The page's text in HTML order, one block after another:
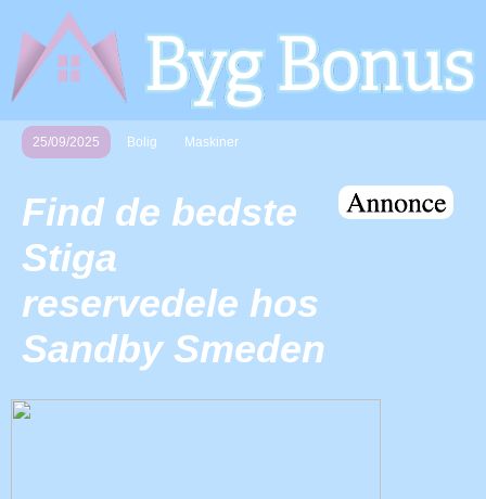
25/09/2025 Bolig Maskiner
Find de bedste
Stiga
reservedele hos
Sandby Smeden